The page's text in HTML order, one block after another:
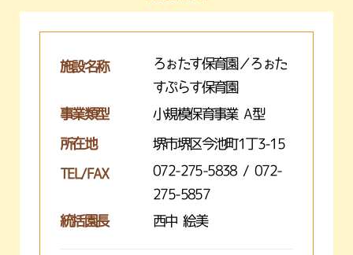
施設名称
ろぉたす保育園／ろぉた
すぷらす保育園
事業類型
小規模保育事業 A型
所在地 堺市堺区今池町1丁3-15
TEL/FAX
072-275-5838 / 072-
275-5857
統括園長
西中 絵美